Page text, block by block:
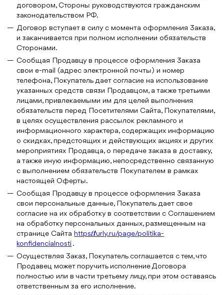
договором, Стороны руководствуются гражданским
законодательством РФ.
Договор вступает в силу с момента оформления Заказа,
и заканчивается при полном исполнении обязательств
Сторонами.
Сообщая Продавцу в процессе оформления Заказа
свои e-mail (адрес электронной почты) и номер
телефона, Покупатель дает согласие на использование
указанных средств связи Продавцом, а также третьими
лицами, привлекаемыми им для целей выполнения
обязательств перед Посетителями Сайта, Покупателями,
в целях осуществления рассылок рекламного и
информационного характера, содержащих информацию
о скидках, предстоящих и действующих акциях и других
мероприятиях Продавца, о передаче заказа в доставку,
а также иную информацию, непосредственно связанную
с выполнением обязательств Покупателем в рамках
настоящей Оферты.
Сообщая Продавцу в процессе оформления Заказа
свои персональные данные, Покупатель дает свое
согласие на их обработку в соответствии с Соглашением
на обработку персональных данных, размещенным на
странице Сайтаhttps://furly.ru/page/politika-
konfidencialnosti .
Осуществляя Заказ, Покупатель соглашается с тем, что
Продавец может поручить исполнение Договора
полностью или в части третьему лицу, при этом оставаясь
ответственным за его исполнение.